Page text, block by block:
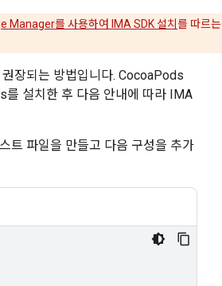
Manager를 사용하여 IMA SDK 설치 를 따르는
장되는 방법입니다. CocoaPods
를 설치한 후 다음 안내에 따라 IMA
트 파일을 만들고 다음 구성을 추가